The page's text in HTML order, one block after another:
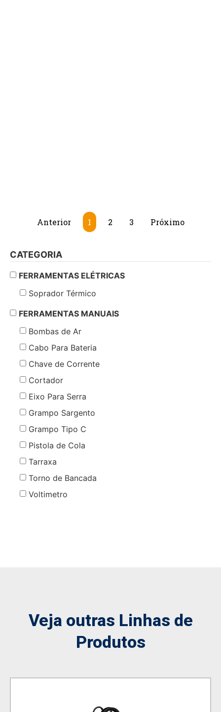
CATEGORIA
FERRAMENTAS ELÉTRICAS
Soprador Térmico
FERRAMENTAS MANUAIS
Bombas de Ar
Cabo Para Bateria
Chave de Corrente
Cortador
Eixo Para Serra
Grampo Sargento
Grampo Tipo C
Pistola de Cola
Tarraxa
Torno de Bancada
Voltimetro
Anterior 1 2 3 Próximo
Veja outras Linhas de
Produtos